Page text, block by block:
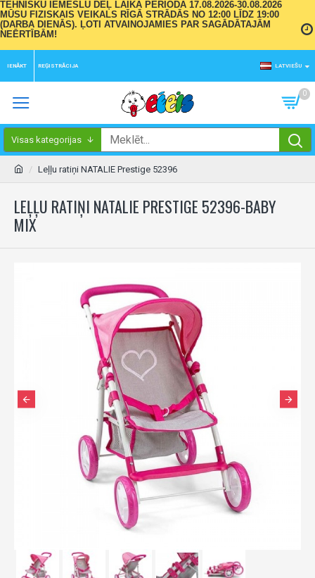
TEHNISKU IEMESLU DĒĻ LAIKA PERIODĀ 17.08.2026-30.08.2026
MŪSU FIZISKAIS VEIKALS RĪGĀ STRĀDĀS NO 12:00 LĪDZ 19:00
(DARBA DIENĀS). ĻOTI ATVAINOJAMIES PAR SAGĀDĀTAJĀM
NEĒRTĪBĀM!
IENĀKT REĢISTRĀCIJA LATVIEŠU
0
Visas kategorijas
Leļļu ratiņi NATALIE Prestige 52396
LEĻĻU RATIŅI NATALIE PRESTIGE 52396-BABY
MIX